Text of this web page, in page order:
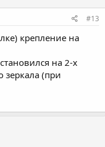
#13
крепление на
на 2-х
зеркала (при